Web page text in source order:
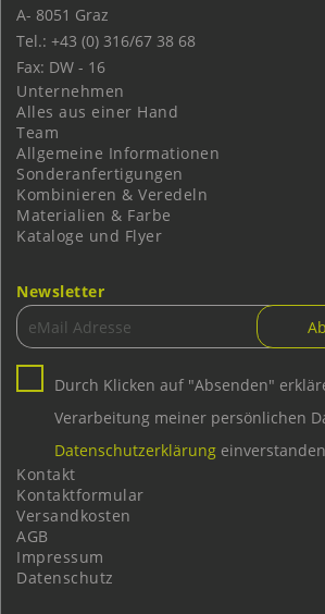
A- 8051 Graz
Tel.: +43 (0) 316/67 38 68
Fax: DW - 16
Unternehmen
Alles aus einer Hand
Team
Allgemeine Informationen
Sonderanfertigungen
Kombinieren & Veredeln
Materialien & Farbe
Kataloge und Flyer
Newsletter
Durch Klicken auf "Absenden"
Verarbeitung meiner persönlichen
Datenschutzerklärung einverstanden
Kontakt
Kontaktformular
Versandkosten
AGB
Impressum
Datenschutz